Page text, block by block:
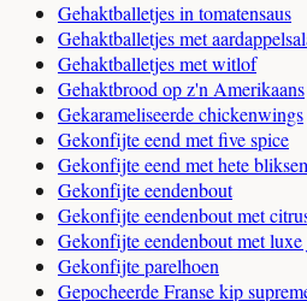
Gehaktballetjes in tomatensaus
Gehaktballetjes met
Gehaktballetjes met witlof
Gehaktbrood op z'n Amerikaans
Gekarameliseerde chickenwings
Gekonfijte eend met five spice
Gekonfijte eend met hete
Gekonfijte eendenbout
Gekonfijte eendenbout met
Gekonfijte eendenbout met luxe
Gekonfijte parelhoen
Gepocheerde Franse kip